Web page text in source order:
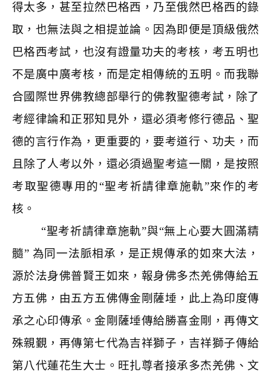
得太多，甚至拉然巴格西，乃至俄然巴格西的錄
取，也無法與之相提並論。因為即便是頂級俄然
巴格西考試，也沒有證量功夫的考核，考五明也
不是廣中廣考核，而是定相傳統的五明。而我聯
合國際世界佛教總部舉行的佛教聖德考試，除了
考經律論和正邪知見外，還必須考修行德品、聖
德的言行作為，更重要的，要考道行、功夫，而
且除了人考以外，還必須過聖考這一關，是按照
考取聖德專用的“聖考祈請律章施軌”來作的考
核。
“聖考祈請律章施軌”與“無上心要大圓滿精
髓” 為同一法脈相承，是正規傳承的如來大法，
源於法身佛普賢王如來，報身佛多杰羌佛傳給五
方五佛，由五方五佛傳金剛薩埵，此上為印度傳
承之心印傳承。金剛薩埵傳給勝喜金剛，再傳文
殊親覲，再傳第七代為吉祥獅子，吉祥獅子傳給
第八代蓮花生大士。旺扎尊者接承多杰羌佛、文